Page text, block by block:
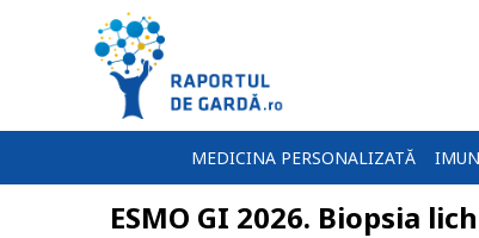
MEDICINA PERSONALIZATĂ
ESMO GI 2026. Biopsia